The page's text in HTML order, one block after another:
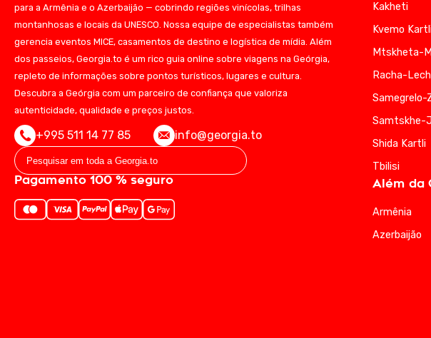
para a Armênia e o Azerbaijão — cobrindo regiões vinícolas, trilhas
montanhosas e locais da UNESCO. Nossa equipe de especialistas também
gerencia eventos MICE, casamentos de destino e logística de mídia. Além
dos passeios, Georgia.to é um rico guia online sobre viagens na Geórgia,
repleto de informações sobre pontos turísticos, lugares e cultura.
Descubra a Geórgia com um parceiro de confiança que valoriza
autenticidade, qualidade e preços justos.
+995 511 14 77 85 info@georgia.to
Pagamento 100 % seguro
Kakheti
Kvemo
Mtskheta-
Racha-
Samegrelo-
Samtskhe-
Shida Kartli
Tbilisi
Além da
Armênia
Azerbaijão